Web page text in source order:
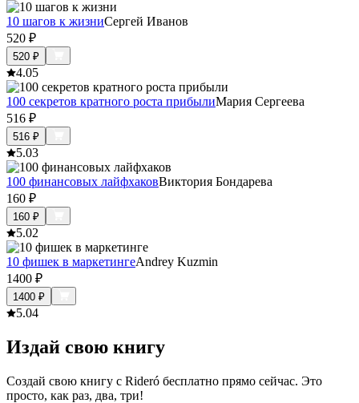
10 шагов к жизниСергей Иванов
520 ₽
520 ₽
4.05
100 секретов кратного роста прибылиМария Сергеева
516 ₽
516 ₽
5.03
100 финансовых лайфхаковВиктория Бондарева
160 ₽
160 ₽
5.02
10 фишек в маркетингеAndrey Kuzmin
1400 ₽
1400 ₽
5.04
Издай свою книгу
Создай свою книгу с Rideró бесплатно прямо сейчас. Это
просто, как раз, два, три!